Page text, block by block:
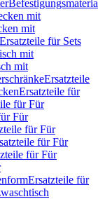
mit
mit
Ersatzteile für Sets
mit
mit
Ersatzteile
Ersatzteile für
für Für
Für
für Für
für Für
für Für
Ersatzteile für